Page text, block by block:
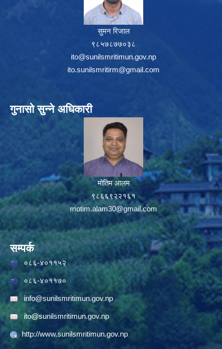
सुमन रिजाल
९८५७८७७०३८
ito@sunilsmritimun.gov.np
ito.sunilsmritirm@gmail.com
गुनासो सुन्ने अधिकारी
मोतिम आलम
९८६६९२२१६१
motim.alam30@gmail.com
सम्पर्क
०८६-४०११५२
०८६-४०११७०
info@sunilsmritimun.gov.np
ito@sunilsmritimun.gov.np
http://www.sunilsmritimun.gov.np